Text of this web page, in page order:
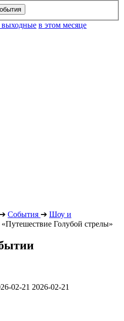
выходные в этом месяце
➔ События ➔ Шоу и
Голубой стрелы»
02-21 2026-02-21